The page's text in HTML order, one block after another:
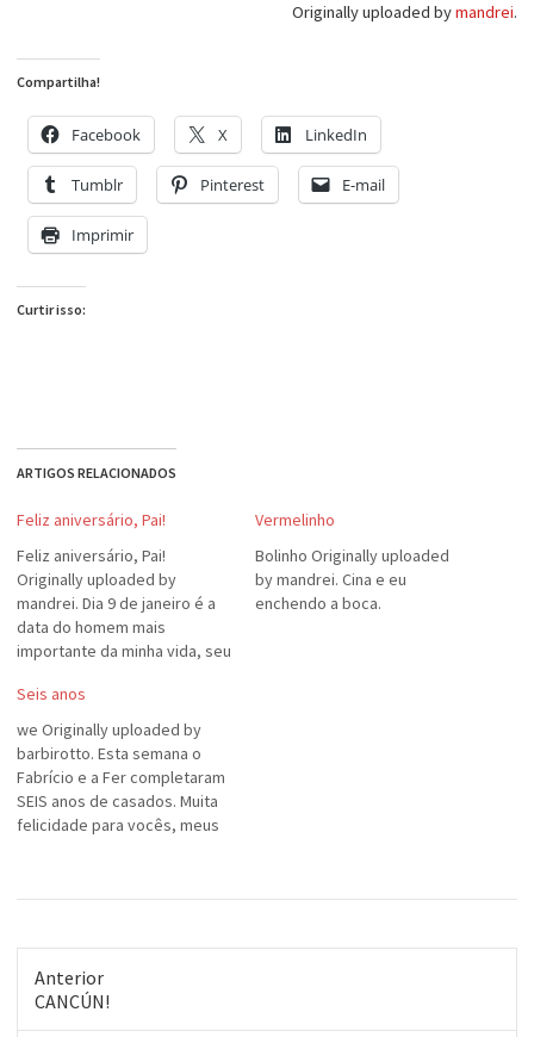
Originally uploaded bymandrei.
Compartilha!
Facebook X LinkedIn
Tumblr Pinterest E-mail
Imprimir
Curtir isso:
ARTIGOS RELACIONADOS
Feliz aniversário, Pai!
Feliz aniversário, Pai!
Originally uploaded by
mandrei. Dia 9 de janeiro é a
data do homem mais
importante da minha vida, seu
Parabéns, Pai. Te amo.
Vermelinho
Bolinho Originally uploaded
by mandrei. Cina e eu
enchendo a boca.
Seis anos
we Originally uploaded by
barbirotto. Esta semana o
Fabrício e a Fer completaram
SEIS anos de casados. Muita
felicidade para vocês, meus
Anterior
Post
anterior:
CANCÚN!